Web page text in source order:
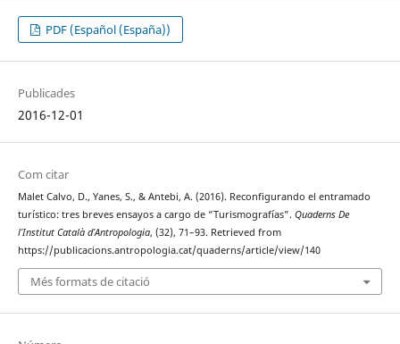
PDF (Español (España))
Publicades
2016-12-01
Com citar
Malet Calvo, D., Yanes, S., & Antebi, A. (2016). Reconfigurando el entramado
turístico: tres breves ensayos a cargo de “Turismografías”. Quaderns De
l’Institut Català d’Antropologia, (32), 71–93. Retrieved from
https://publicacions.antropologia.cat/quaderns/article/view/140
Més formats de citació